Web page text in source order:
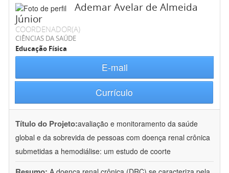
Ademar Avelar de Almeida
Júnior
COORDENADOR(A)
CIÊNCIAS DA SAÚDE
Educação Física
E-mail
Currículo
Título do Projeto:avaliação e monitoramento da saúde
global e da sobrevida de pessoas com doença renal crônica
submetidas a hemodiálise: um estudo de coorte